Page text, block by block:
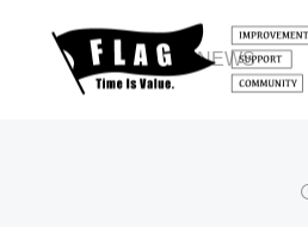
NEWS